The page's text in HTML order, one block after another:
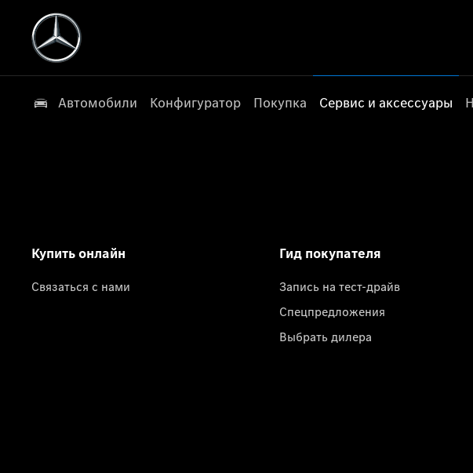
Автомобили Конфигуратор Покупка Сервис и аксессуары
Купить онлайн
Связаться с нами
Гид покупателя
Запись на тест-драйв
Спецпредложения
Выбрать дилера